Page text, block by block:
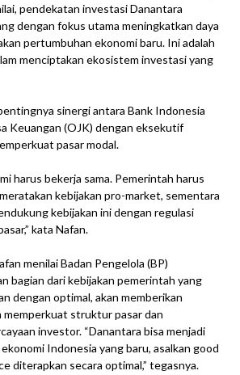
pendekatan investasi Danantara
dengan fokus utama meningkatkan daya
pertumbuhan ekonomi baru. Ini adalah
menciptakan ekosistem investasi yang
sinergi antara Bank Indonesia
Keuangan (OJK) dengan eksekutif
pasar modal.
harus bekerja sama. Pemerintah harus
kebijakan pro-market, sementara
kebijakan ini dengan regulasi
kata Nafan.
menilai Badan Pengelola (BP)
bagian dari kebijakan pemerintah yang
dengan optimal, akan memberikan
memperkuat struktur pasar dan
investor. “Danantara bisa menjadi
Indonesia yang baru, asalkan good
diterapkan secara optimal,” tegasnya.